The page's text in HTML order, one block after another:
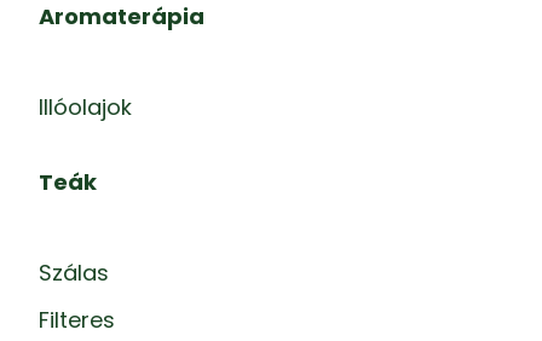
Aromaterápia
Illóolajok
Teák
Szálas
Filteres